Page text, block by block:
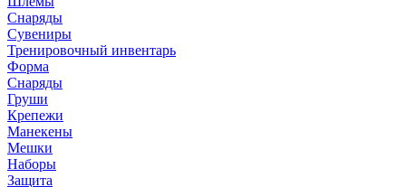
Снаряды
Сувениры
Тренировочный инвентарь
Форма
Снаряды
Груши
Крепежи
Манекены
Мешки
Наборы
Защита